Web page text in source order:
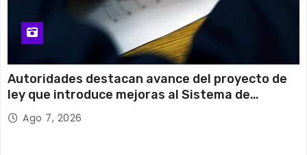
Autoridades destacan avance del proyecto de
ley que introduce mejoras al Sistema de
Admisión Escolar
Ago 7, 2026